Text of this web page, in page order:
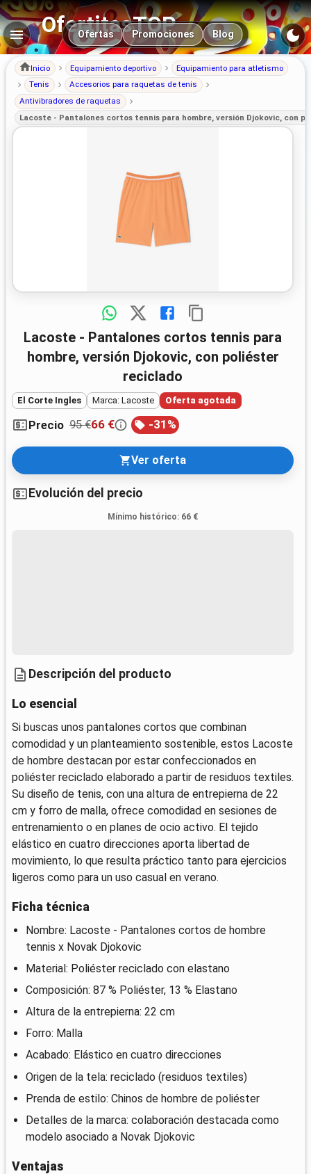
OfertitasTOP
Navegación principal
Ofertas Promociones Blog
Inicio Equipamiento deportivo
Equipamiento para atletismo
Tenis
Accesorios para raquetas de tenis
Antivibradores de raquetas
Lacoste - Pantalones cortos tennis para hombre, versión Djokovic, con
Lacoste - Pantalones cortos tennis para
hombre, versión Djokovic, con poliéster
reciclado
El Corte Ingles Marca: Lacoste Oferta agotada
Precio 95 €66 € -31 %
Ver oferta
Evolución del precio
Mínimo histórico: 66 €
Descripción del producto
Lo esencial
Si buscas unos pantalones cortos que combinan
comodidad y un planteamiento sostenible, estos Lacoste
de hombre destacan por estar confeccionados en
poliéster reciclado elaborado a partir de residuos textiles.
Su diseño de tenis, con una altura de entrepierna de 22
cm y forro de malla, ofrece comodidad en sesiones de
entrenamiento o en planes de ocio activo. El tejido
elástico en cuatro direcciones aporta libertad de
movimiento, lo que resulta práctico tanto para ejercicios
ligeros como para un uso casual en verano.
Ficha técnica
Nombre: Lacoste - Pantalones cortos de hombre
tennis x Novak Djokovic
Material: Poliéster reciclado con elastano
Composición: 87 % Poliéster, 13 % Elastano
Altura de la entrepierna: 22 cm
Forro: Malla
Acabado: Elástico en cuatro direcciones
Origen de la tela: reciclado (residuos textiles)
Prenda de estilo: Chinos de hombre de poliéster
Detalles de la marca: colaboración destacada como
modelo asociado a Novak Djokovic
Ventajas